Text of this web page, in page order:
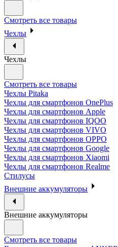
Смотреть все товары
Чехлы
Чехлы
Смотреть все товары
Чехлы Pitaka
Чехлы для смартфонов OnePlus
Чехлы для смартфонов Apple
Чехлы для смартфонов IQOO
Чехлы для смартфонов VIVO
Чехлы для смартфонов OPPO
Чехлы для смартфонов Google
Чехлы для смартфонов Xiaomi
Чехлы для смартфонов Realme
Стилусы
Внешние аккумуляторы
Внешние аккумуляторы
Смотреть все товары